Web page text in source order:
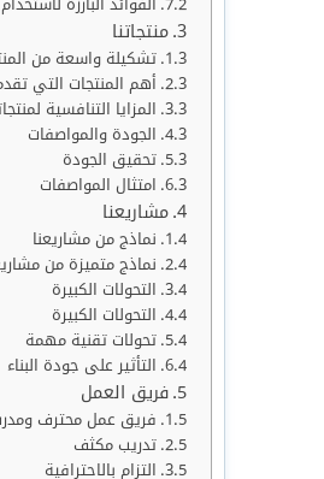
منتجاتنا
تشكيلة واسعة من
أهم المنتجات التي
المزايا التنافسية
الجودة والمواصفات
تحقيق الجودة
امتثال المواصفات
مشاريعنا
نماذج من مشاريعنا
نماذج متميزة من
التحولات الكبيرة
التحولات الكبيرة
تحولات تقنية مهمة
التأثير على جودة البناء
فريق العمل
فريق عمل محترف
تدريب مكثف
التزام بالاحترافية